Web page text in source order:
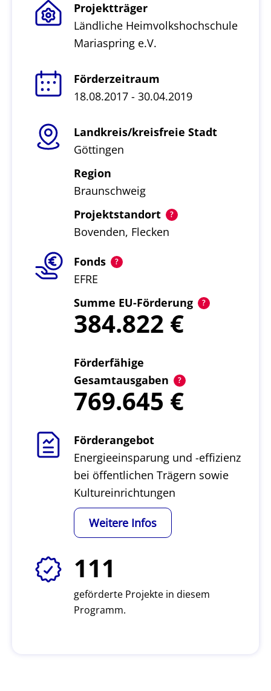
Projektträger
Ländliche Heimvolkshochschule
Mariaspring e.V.
Förderzeitraum
18.08.2017 - 30.04.2019
Landkreis/kreisfreie Stadt
Göttingen
Region
Braunschweig
Projektstandort
Bovenden, Flecken
Fonds
EFRE
Summe EU-Förderung
384.822
Förderfähige
Gesamtausgaben
769.645
Förderangebot
Energieeinsparung und -effizienz
bei öffentlichen Trägern sowie
Kultureinrichtungen
Weitere Infos
111
geförderte Projekte in diesem
Programm.